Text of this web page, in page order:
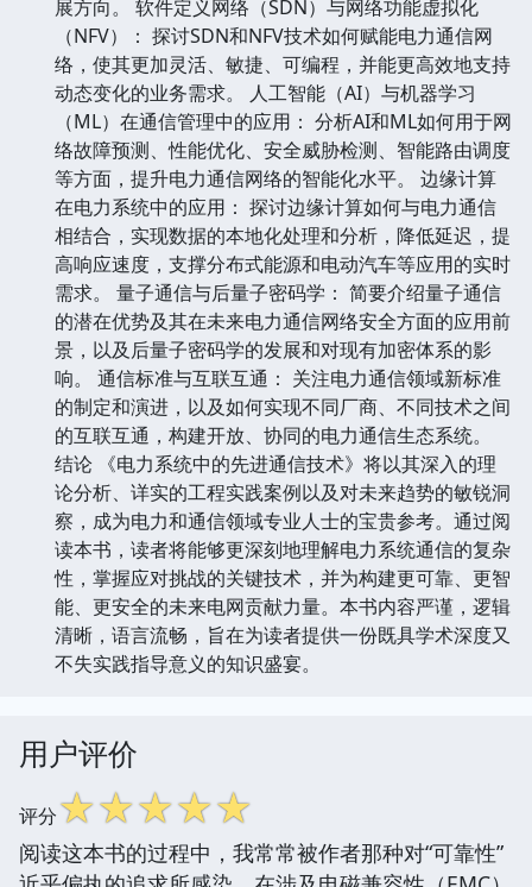
展方向。 软件定义网络（SDN）与网络功能虚拟化
（NFV）： 探讨SDN和NFV技术如何赋能电力通信网
络，使其更加灵活、敏捷、可编程，并能更高效地支持
动态变化的业务需求。 人工智能（AI）与机器学习
（ML）在通信管理中的应用： 分析AI和ML如何用于网
络故障预测、性能优化、安全威胁检测、智能路由调度
等方面，提升电力通信网络的智能化水平。 边缘计算
在电力系统中的应用： 探讨边缘计算如何与电力通信
相结合，实现数据的本地化处理和分析，降低延迟，提
高响应速度，支撑分布式能源和电动汽车等应用的实时
需求。 量子通信与后量子密码学： 简要介绍量子通信
的潜在优势及其在未来电力通信网络安全方面的应用前
景，以及后量子密码学的发展和对现有加密体系的影
响。 通信标准与互联互通： 关注电力通信领域新标准
的制定和演进，以及如何实现不同厂商、不同技术之间
的互联互通，构建开放、协同的电力通信生态系统。
结论 《电力系统中的先进通信技术》将以其深入的理
论分析、详实的工程实践案例以及对未来趋势的敏锐洞
察，成为电力和通信领域专业人士的宝贵参考。通过阅
读本书，读者将能够更深刻地理解电力系统通信的复杂
性，掌握应对挑战的关键技术，并为构建更可靠、更智
能、更安全的未来电网贡献力量。本书内容严谨，逻辑
清晰，语言流畅，旨在为读者提供一份既具学术深度又
不失实践指导意义的知识盛宴。
用户评价
评分☆☆☆☆☆
阅读这本书的过程中，我常常被作者那种对“可靠性”